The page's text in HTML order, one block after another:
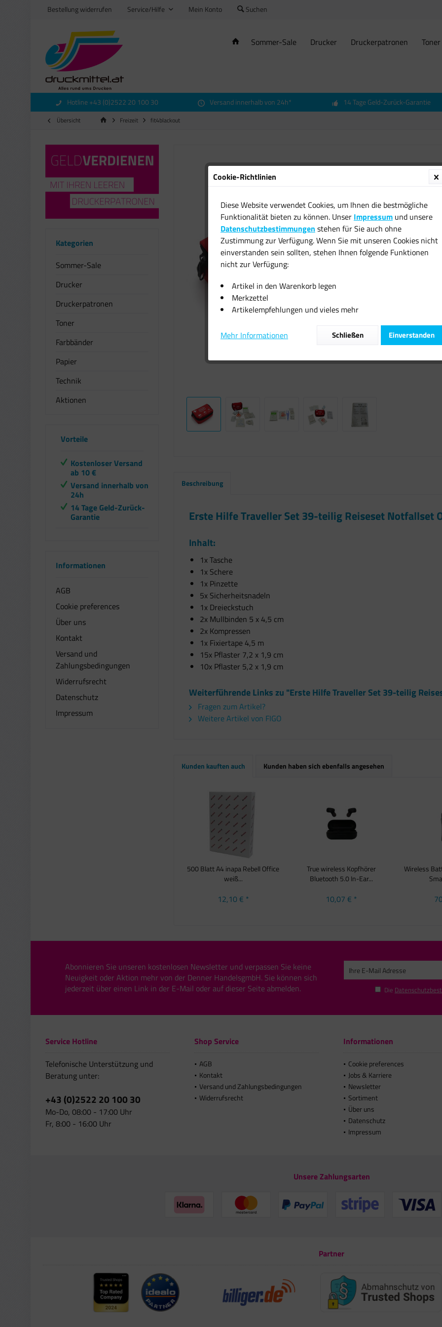
Bestellung widerrufen Service/Hilfe Mein Konto Suchen
Sommer-Sale Drucker Druckerpatronen Toner
Hotline +43 (0)2522 20 100 30 Versand innerhalb von 24h* 14 Tage Geld-Zurück-Garantie
Übersicht Freizeit fit4blackout
Kategorien
Sommer-Sale
Drucker
Druckerpatronen
Toner
Farbbänder
Papier
Technik
Aktionen
Vorteile
Kostenloser Versand
ab 10 €
Versand innerhalb von
24h
14 Tage Geld-Zurück-
Garantie
Informationen
AGB
Cookie preferences
Über uns
Kontakt
Versand und
Zahlungsbedingungen
Widerrufsrecht
Datenschutz
Impressum
Erste
9,07 € *
inkl. MwSt.
Sofort
Artikel-Nr.:
Beschreibung
Erste Hilfe Traveller Set 39-teilig Reiseset Notfallset
Inhalt:
1x Tasche
1x Schere
1x Pinzette
5x Sicherheitsnadeln
1x Dreieckstuch
2x Mullbinden 5 x 4,5 cm
2x Kompressen
1x Fixiertape 4,5 m
15x Pflaster 7,2 x 1,9 cm
10x Pflaster 5,2 x 1,9 cm
Weiterführende Links zu "Erste Hilfe Traveller Set 39-teilig
Fragen zum Artikel?
Weitere Artikel von FIGO
Kunden kauften auch Kunden haben sich ebenfalls angesehen
500 Blatt A4 inapa Rebell Office
weiß...
12,10 € *
True wireless Kopfhörer
Bluetooth 5.0 In-Ear...
10,07 € *
Wireless
Abonnieren Sie unseren kostenlosen Newsletter und verpassen Sie keine
Neuigkeit oder Aktion mehr von der Denner HandelsgmbH. Sie können sich
jederzeit über einen Link in der E-Mail oder auf dieser Seite abmelden.
Die
Service Hotline
Telefonische Unterstützung und
Beratung unter:
+43 (0)2522 20 100 30
Mo-Do, 08:00 - 17:00 Uhr
Fr, 8:00 - 16:00 Uhr
Shop Service
AGB
Kontakt
Versand und Zahlungsbedingungen
Widerrufsrecht
Informationen
Cookie preferences
Jobs & Karriere
Newsletter
Sortiment
Über uns
Datenschutz
Impressum
Unsere Zahlungsarten
Partner
Cookie-Richtlinien
Diese Website verwendet Cookies, um Ihnen die bestmögliche
Funktionalität bieten zu können. Unser Impressum und unsere
Datenschutzbestimmungen stehen für Sie auch ohne
Zustimmung zur Verfügung. Wenn Sie mit unseren Cookies nicht
einverstanden sein sollten, stehen Ihnen folgende Funktionen
nicht zur Verfügung:
Artikel in den Warenkorb legen
Merkzettel
Artikelempfehlungen und vieles mehr
Mehr Informationen Einverstanden
Schließen